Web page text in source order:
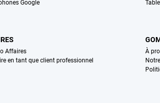
Google
Affaires
en tant que client professionnel
À